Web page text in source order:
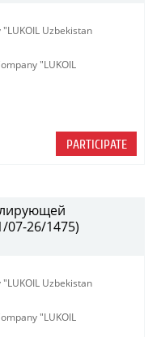
Uzbekistan
"LUKOIL
PARTICIPATE
07-26/1475)
Uzbekistan
"LUKOIL